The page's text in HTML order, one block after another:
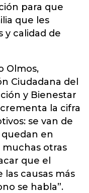
para que
que les
y calidad de
Olmos,
Ciudadana del
y Bienestar
la cifra
se van de
en
otras
que el
causas más
se habla”.